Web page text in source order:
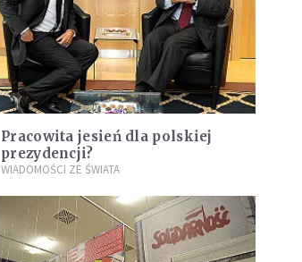
Pracowita jesień dla polskiej
prezydencji?
WIADOMOŚCI ZE ŚWIATA